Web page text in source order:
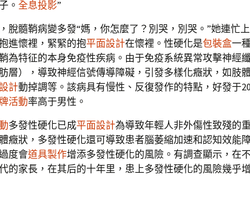
。 全息投影”
脫髓鞘病變多發“媽，你怎麼了？別哭，別哭。”她連忙
進懷裡，緊緊的抱平面設計在懷裡。性硬化是包裝盒一
為特征的本身免疫性疾病。由于免疫系統異常攻擊神經
層），導致神經信號傳導障礙，引發多樣化癥狀，如肢
計動掉調等。該病具有慢性、反復發作的特點，好發于
活動率高于男性。
多發性硬化已成平面設計為導致年輕人非外傷性致殘的
癥狀，多發性硬化還可導致患者腦萎縮加速和認知效能
度會道具製作增添多發性硬化的風險。有調查顯示，在
的家長，在其后的十年里，患上多發性硬化的風險幾乎